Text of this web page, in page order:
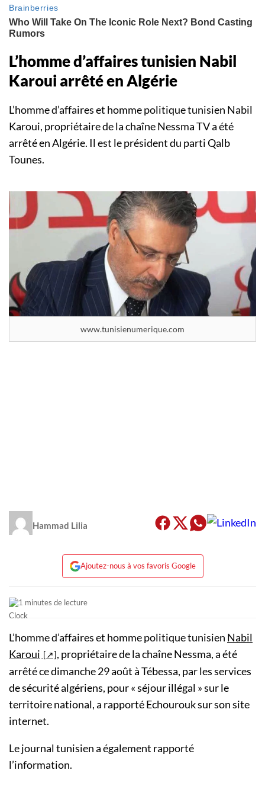
L’homme d’affaires tunisien Nabil
Karoui arrêté en Algérie
L’homme d’affaires et homme politique tunisien Nabil
Karoui, propriétaire de la chaîne Nessma TV a été
arrêté en Algérie. Il est le président du parti Qalb
Tounes.
www.tunisienumerique.com
Hammad Lilia
Ajoutez-nous à vos favoris Google
1 minutes de lecture
L’homme d’affaires et homme politique tunisien Nabil
Karoui
, propriétaire de la chaîne Nessma, a été
arrêté ce dimanche 29 août à Tébessa, par les services
de sécurité algériens, pour « séjour illégal » sur le
territoire national, a rapporté Echourouk sur son site
internet.
Le journal tunisien a également rapporté
l’information.